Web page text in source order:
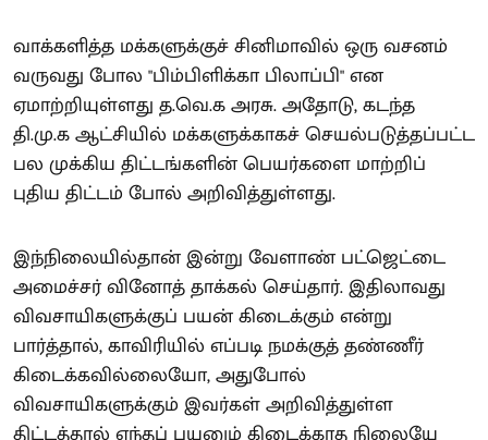
வாக்களித்த மக்களுக்குச் சினிமாவில் ஒரு வசனம்
வருவது போல "பிம்பிளிக்கா பிலாப்பி" என
ஏமாற்றியுள்ளது த.வெ.க அரசு. அதோடு, கடந்த
தி.மு.க ஆட்சியில் மக்களுக்காகச் செயல்படுத்தப்பட்ட
பல முக்கிய திட்டங்களின் பெயர்களை மாற்றிப்
புதிய திட்டம் போல் அறிவித்துள்ளது.
இந்நிலையில்தான் இன்று வேளாண் பட்ஜெட்டை
அமைச்சர் வினோத் தாக்கல் செய்தார். இதிலாவது
விவசாயிகளுக்குப் பயன் கிடைக்கும் என்று
பார்த்தால், காவிரியில் எப்படி நமக்குத் தண்ணீர்
கிடைக்கவில்லையோ, அதுபோல்
விவசாயிகளுக்கும் இவர்கள் அறிவித்துள்ள